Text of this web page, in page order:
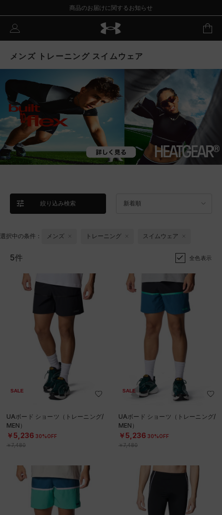
商品のお届けに関するお知らせ
メンズ トレーニング スイムウェア
絞り込み検索 新着順
選択中の条件： メンズ トレーニング スイムウェア
5件 全色表示
SALE
UAボード ショーツ（トレーニング/
MEN）
￥5,236 30%OFF
￥7,480
SALE
UAボード ショーツ（トレーニング/
MEN）
￥5,236 30%OFF
￥7,480